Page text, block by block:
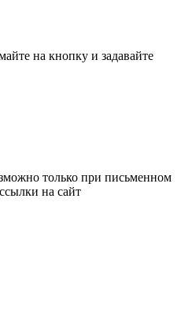
на кнопку и задавайте
только при письменном
на сайт